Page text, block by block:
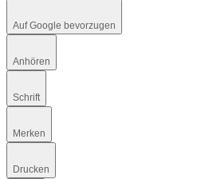
Auf Google bevorzugen
Anhören
Schrift
Merken
Drucken